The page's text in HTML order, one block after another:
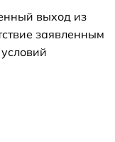
выход из
заявленным